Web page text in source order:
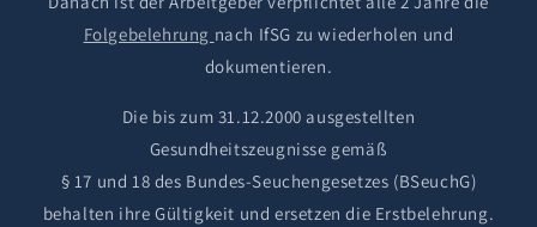
Folgebelehrung nach IfSG zu wiederholen und
dokumentieren.
Die bis zum 31.12.2000 ausgestellten
Gesundheitszeugnisse gemäß
§ 17 und 18 des Bundes-Seuchengesetzes (BSeuchG)
behalten ihre Gültigkeit und ersetzen die Erstbelehrung.